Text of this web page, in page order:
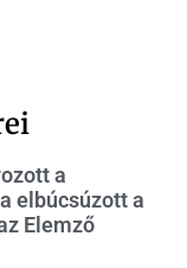
a
elbúcsúzott a
Elemző